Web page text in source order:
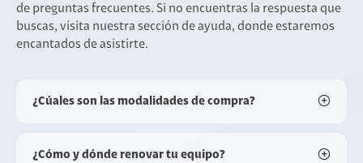
de preguntas frecuentes. Si no encuentras la respuesta que
buscas, visita nuestra sección de ayuda, donde estaremos
encantados de asistirte.
¿Cúales son las modalidades de compra?
¿Cómo y dónde renovar tu equipo?